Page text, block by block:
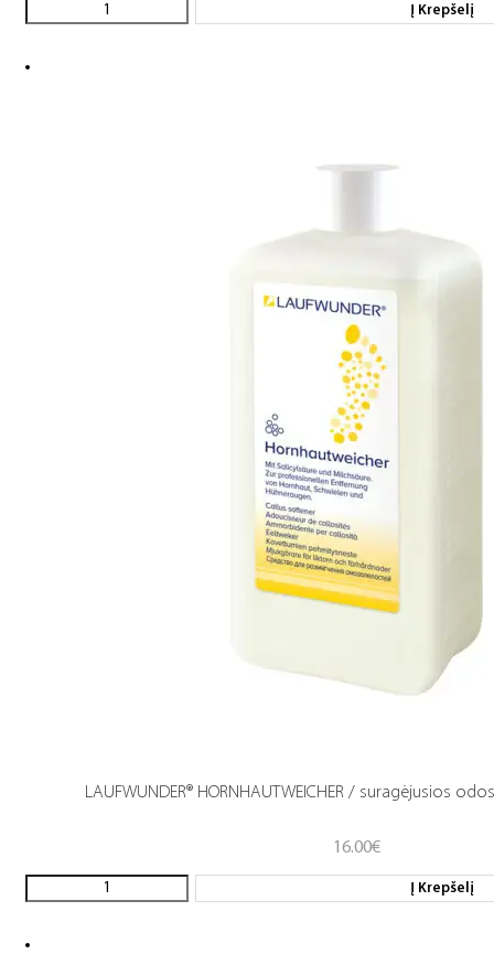
Į Krepšelį
LAUFWUNDER® HORNHAUTWEICHER / suragėjusios
16.00€
Į Krepšelį